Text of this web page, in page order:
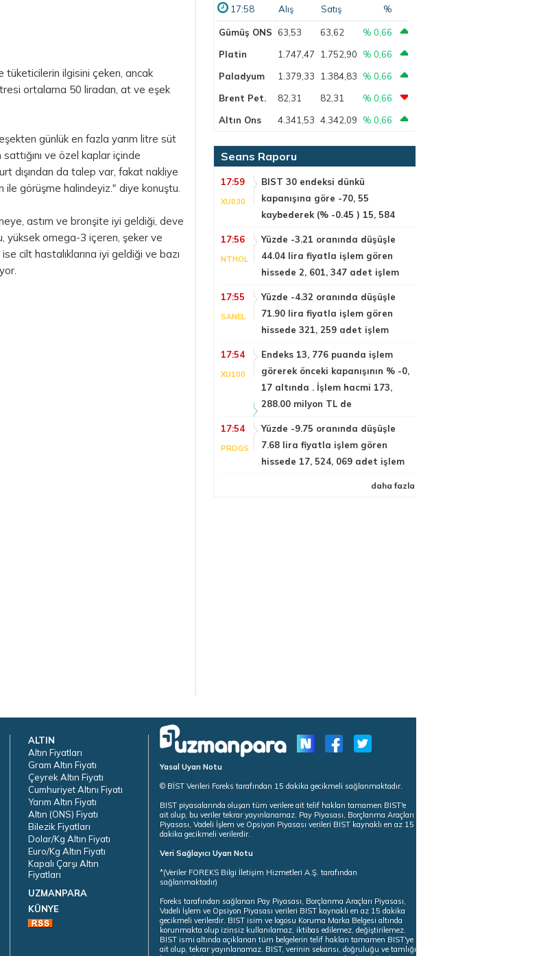
tüketicilerin ilgisini çeken, ancak
ortalama 50 liradan, at ve eşek
günlük en fazla yarım litre süt
ve özel kaplar içinde
dışından da talep var, fakat nakliye
ile görüşme halindeyiz." diye konuştu.
astım ve bronşite iyi geldiği, deve
yüksek omega-3 içeren, şeker ve
cilt hastalıklarına iyi geldiği ve bazı
17:58 Alış Satış %
Gümüş ONS 63,53 63,62
% 0,66
Platin
1.747,47 1.752,90
% 0,66
Paladyum
1.379,33 1.384,83
% 0,66
Brent Pet.
82,31 82,31
% 0,66
Altın Ons
4.341,53 4.342,09 % 0,66
Seans Raporu
17:59
XU030
BIST 30 endeksi dünkü
kapanışına göre -70, 55
kaybederek (% -0.45 ) 15, 584
17:56
NTHOL
Yüzde -3.21 oranında düşüşle
44.04 lira fiyatla işlem gören
hissede 2, 601, 347 adet işlem
17:55
SANEL
Yüzde -4.32 oranında düşüşle
71.90 lira fiyatla işlem gören
hissede 321, 259 adet işlem
17:54
XU100
Endeks 13, 776 puanda işlem
görerek önceki kapanışının % -0,
17 altında . İşlem hacmi 173,
288.00 milyon TL de
17:54
PRDGS
Yüzde -9.75 oranında düşüşle
7.68 lira fiyatla işlem gören
hissede 17, 524, 069 adet işlem
daha fazla
ALTIN
Altın Fiyatları
Gram Altın Fiyatı
Çeyrek Altın Fiyatı
Cumhuriyet Altını Fiyatı
Yarım Altın Fiyatı
Altın (ONS) Fiyatı
Bilezik Fiyatları
Dolar/Kg Altın Fiyatı
Euro/Kg Altın Fiyatı
Kapalı Çarşı Altın
Fiyatları
UZMANPARA
KÜNYE
Yasal Uyarı Notu
© BİST Verileri Foreks tarafından 15 dakika gecikmeli sağlanmaktadır.
BIST piyasalarında oluşan tüm verilere ait telif hakları tamamen BIST'e
ait olup, bu veriler tekrar yayınlanamaz. Pay Piyasası, Borçlanma Araçları
Piyasası, Vadeli İşlem ve Opsiyon Piyasası verileri BIST kaynaklı en az 15
dakika gecikmeli verilerdir.
Veri Sağlayıcı Uyarı Notu
*(Veriler FOREKS Bilgi İletişim Hizmetleri A.Ş. tarafından
sağlanmaktadır)
Foreks tarafından sağlanan Pay Piyasası, Borçlanma Araçları Piyasası,
Vadeli İşlem ve Opsiyon Piyasası verileri BIST kaynaklı en az 15 dakika
gecikmeli verilerdir. BIST isim ve logosu Koruma Marka Belgesi altında
korunmakta olup izinsiz kullanılamaz, iktibas edilemez, değiştirilemez.
BIST ismi altında açıklanan tüm belgelerin telif hakları tamamen BIST'ye
ait olup, tekrar yayınlanamaz. BIST, verinin sekansı, doğruluğu ve tamlığı